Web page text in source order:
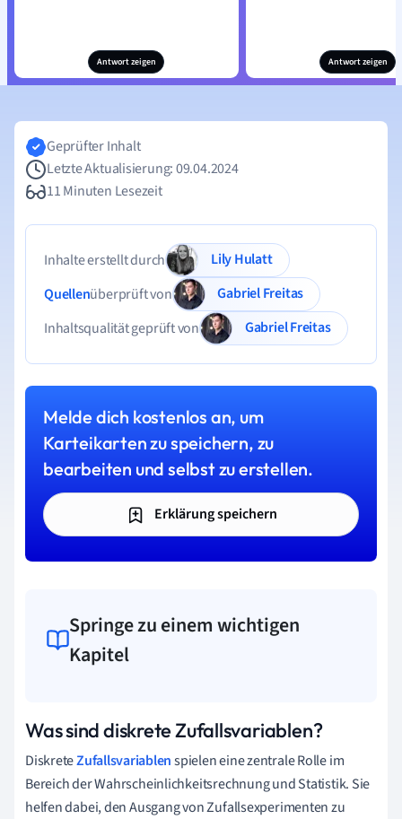
Antwort zeigen Antwort zeigen
Geprüfter Inhalt
Letzte Aktualisierung: 09.04.2024
11 Minuten Lesezeit
Inhalte erstellt durch
Lily Hulatt
Quellenüberprüft von
Gabriel Freitas
Inhaltsqualität geprüft von
Gabriel Freitas
Melde dich kostenlos an, um
Karteikarten zu speichern, zu
bearbeiten und selbst zu erstellen.
Erklärung speichern
Springe zu einem wichtigen
Kapitel
Was sind diskrete Zufallsvariablen?
DiskreteZufallsvariablenspielen eine zentrale Rolle im
Bereich der Wahrscheinlichkeitsrechnung und Statistik. Sie
helfen dabei, den Ausgang von Zufallsexperimenten zu